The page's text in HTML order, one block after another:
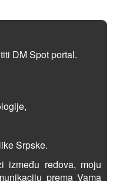
DM Spot portal.
Srpske.
između redova, moju
prema Vama